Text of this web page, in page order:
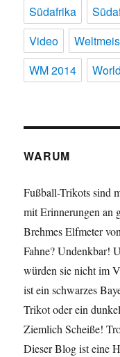
Südafrika
Video
WM 2014
WARUM
Fußball-Trikots sind
mit Erinnerungen an
Brehmes Elfmeter
Fahne? Undenkbar!
würden sie nicht im
ist ein schwarzes
Trikot oder ein
Ziemlich Scheiße!
Dieser Blog ist eine